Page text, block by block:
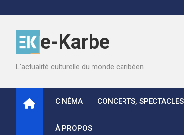
to
content
e-Karbe
L'actualité culturelle du monde caribéen
CINÉMA CONCERTS, SPECTACLES
À PROPOS